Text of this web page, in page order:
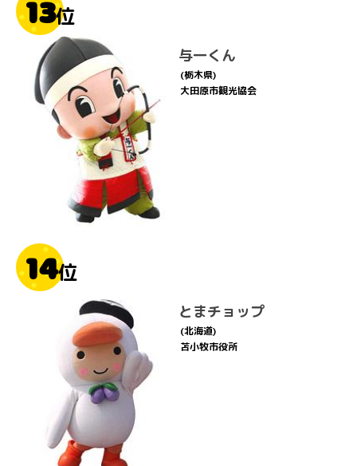
13位
与一くん
(栃木県)
大田原市観光協会
14位
とまチョップ
(北海道)
苫小牧市役所